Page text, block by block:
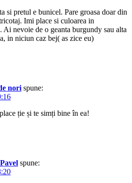
si pretul e bunicel. Pare groasa doar din
Imi place si culoarea in
Ai nevoie de o geanta burgundy sau alta
in niciun caz bej( as zice eu)
nori spune:
ție și te simți bine în ea!
spune: